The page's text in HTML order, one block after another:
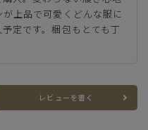
上品で可愛くどんな服に
定です。梱包もとても丁
レビューを書く